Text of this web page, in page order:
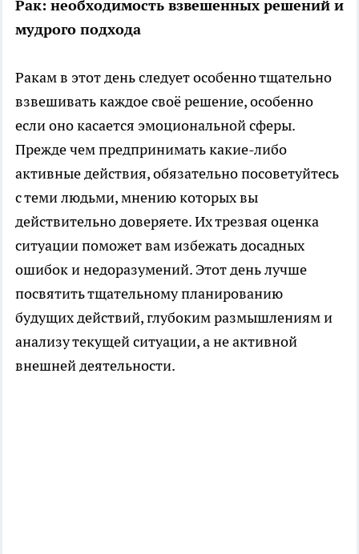
Рак: необходимость взвешенных решений и
мудрого подхода
Ракам в этот день следует особенно тщательно
взвешивать каждое своё решение, особенно
если оно касается эмоциональной сферы.
Прежде чем предпринимать какие-либо
активные действия, обязательно посоветуйтесь
с теми людьми, мнению которых вы
действительно доверяете. Их трезвая оценка
ситуации поможет вам избежать досадных
ошибок и недоразумений. Этот день лучше
посвятить тщательному планированию
будущих действий, глубоким размышлениям и
анализу текущей ситуации, а не активной
внешней деятельности.